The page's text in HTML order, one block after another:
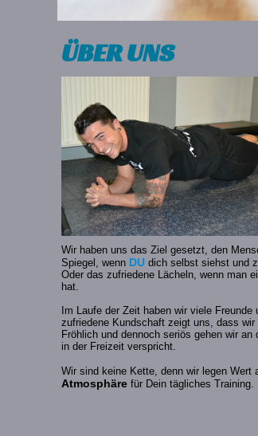
ÜBER UNS
Wir haben uns das Ziel gesetzt, den
Spiegel, wenn DU dich selbst siehst und
Oder das zufriedene Lächeln, wenn man
hat.
Im Laufe der Zeit haben wir viele
zufriedene Kundschaft zeigt uns, dass
Fröhlich und dennoch seriös gehen wir
in der Freizeit verspricht.
Wir sind keine Kette, denn wir legen Wert
Atmosphäre für Dein tägliches Training.